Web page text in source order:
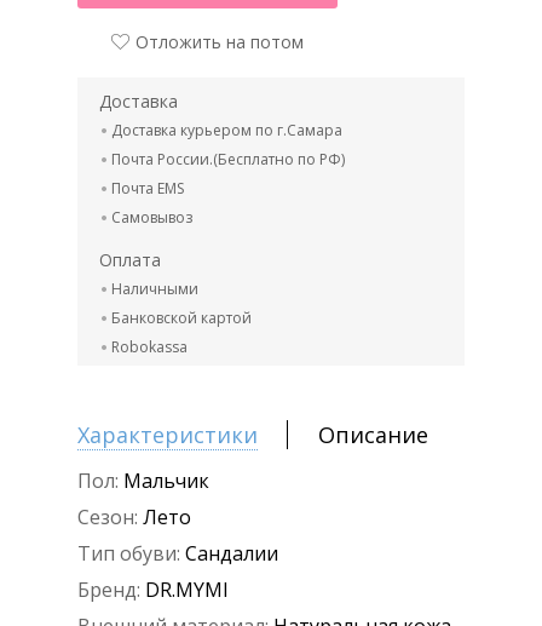
Отложить на потом
Доставка
Доставка курьером по г.Самара
Почта России.(Бесплатно по РФ)
Почта EMS
Самовывоз
Оплата
Наличными
Банковской картой
Robokassa
Характеристики Описание
Пол: Мальчик
Сезон: Лето
Тип обуви: Сандалии
Бренд: DR.MYMI